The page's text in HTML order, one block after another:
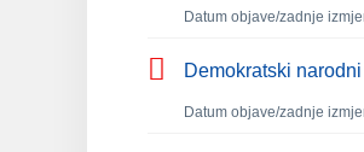
Datum objave/zadnje
Demokratski
Datum objave/zadnje